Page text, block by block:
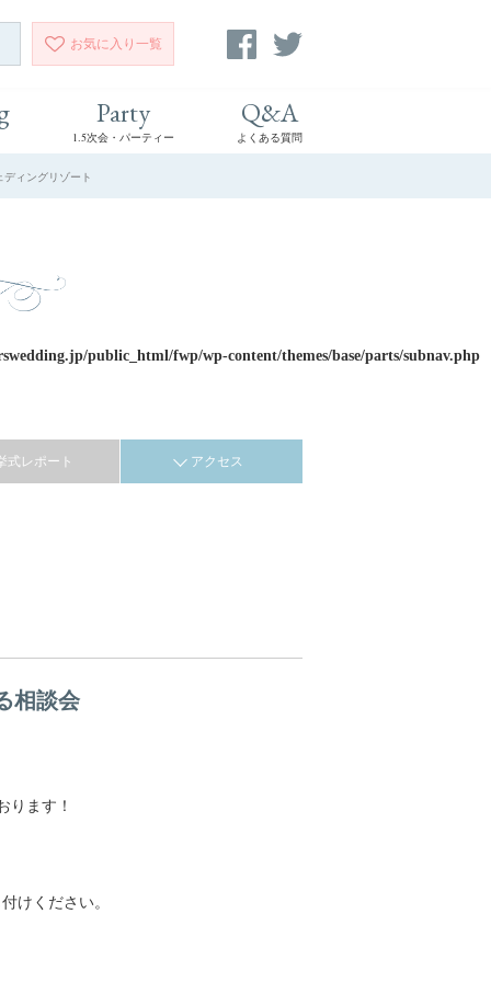
お気に入り 一覧
Party
1.5次会・パーティー
Q&A
よくある質問
ディングリゾート
public_html/fwp/wp-content/themes/base/parts/subnav.php
式レポート アクセス
相談会
ります！
けください。